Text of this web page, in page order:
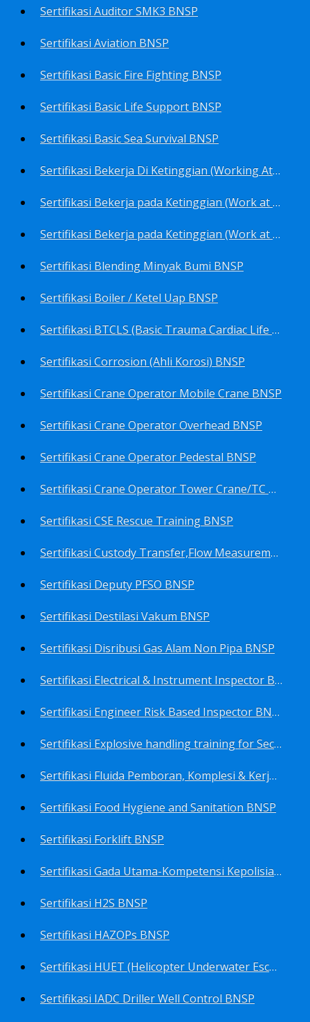
Sertifikasi Auditor SMK3 BNSP
Sertifikasi Aviation BNSP
Sertifikasi Basic Fire Fighting BNSP
Sertifikasi Basic Life Support BNSP
Sertifikasi Basic Sea Survival BNSP
Sertifikasi Bekerja Di Ketinggian (Working At Height) BNSP
Sertifikasi Bekerja pada Ketinggian (Work at Height)-Competency person (TKPK-TK3) BNSP
Sertifikasi Bekerja pada Ketinggian (Work at Height)-Pekerja/Standby Person (TKBT-TK2) BNSP
Sertifikasi Blending Minyak Bumi BNSP
Sertifikasi Boiler / Ketel Uap BNSP
Sertifikasi BTCLS (Basic Trauma Cardiac Life Support) BNSP
Sertifikasi Corrosion (Ahli Korosi) BNSP
Sertifikasi Crane Operator Mobile Crane BNSP
Sertifikasi Crane Operator Overhead BNSP
Sertifikasi Crane Operator Pedestal BNSP
Sertifikasi Crane Operator Tower Crane/TC BNSP
Sertifikasi CSE Rescue Training BNSP
Sertifikasi Custody Transfer,Flow Measurement&Flow Meter (Harga Khusus) BNSP
Sertifikasi Deputy PFSO BNSP
Sertifikasi Destilasi Vakum BNSP
Sertifikasi Disribusi Gas Alam Non Pipa BNSP
Sertifikasi Electrical & Instrument Inspector BNSP
Sertifikasi Engineer Risk Based Inspector BNSP
Sertifikasi Explosive handling training for Security staffs BNSP
Sertifikasi Fluida Pemboran, Komplesi & Kerja Ulang Sumur BNSP
Sertifikasi Food Hygiene and Sanitation BNSP
Sertifikasi Forklift BNSP
Sertifikasi Gada Utama-Kompetensi Kepolisian Terbatas Sektor Industri Migas BNSP
Sertifikasi H2S BNSP
Sertifikasi HAZOPs BNSP
Sertifikasi HUET (Helicopter Underwater Escape Training) BNSP
Sertifikasi IADC Driller Well Control BNSP